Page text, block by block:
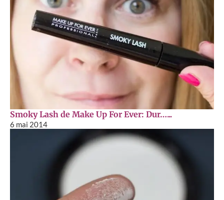
Smoky Lash de Make Up For Ever: Dur…...
6 mai 2014